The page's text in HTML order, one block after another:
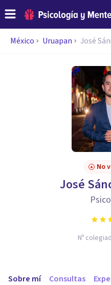
México Uruapan José
No
José
Nº
Sobre mí Consultas